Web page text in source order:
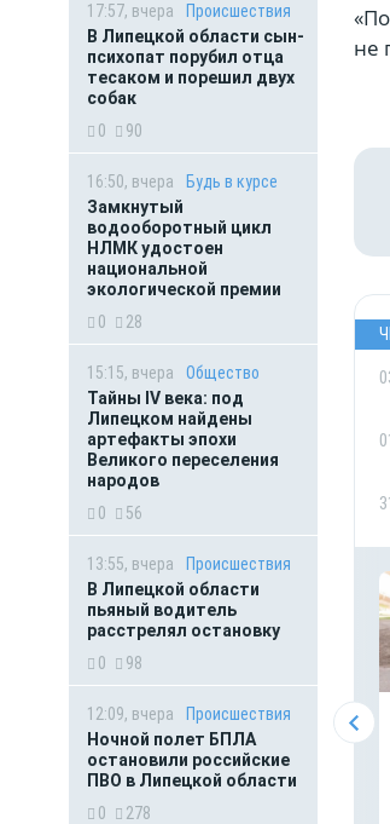
17:57, вчера
Происшествия
В Липецкой области сын-
психопат порубил отца
тесаком и порешил двух
собак
0
90
16:50, вчера
Будь в курсе
Замкнутый
водооборотный цикл
НЛМК удостоен
национальной
экологической премии
0
28
15:15, вчера
Общество
Тайны IV века: под
Липецком найдены
артефакты эпохи
Великого переселения
народов
0
56
13:55, вчера
Происшествия
В Липецкой области
пьяный водитель
расстрелял остановку
0
98
12:09, вчера
Происшествия
Ночной полет БПЛА
остановили российские
ПВО в Липецкой области
0
278
не